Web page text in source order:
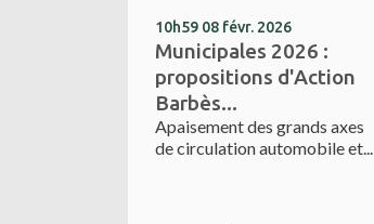
10h59 08 févr. 2026
Municipales 2026 :
propositions d'Action
Barbès...
Apaisement des grands axes
de circulation automobile et...